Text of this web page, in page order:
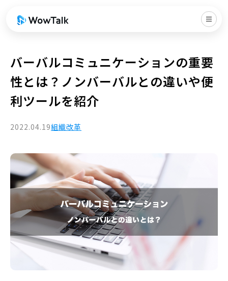
バーバルコミュニケーションの重要
性とは？ノンバーバルとの違いや便
利ツールを紹介
2022.04.19組織改革